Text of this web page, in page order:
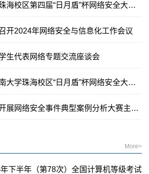
校区第四届“日月盾”杯网络安全大赛圆满结束
开2024年网络安全与信息化工作会议
生代表网络专题交流座谈会
学珠海校区“日月盾”杯网络安全大赛圆满结束
网络安全事件典型案例分析大赛主题教育活动
More>
下半年（第78次）全国计算机等级考试